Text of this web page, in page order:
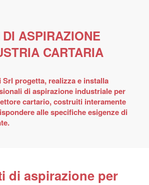
ASPIRAZIONE
CARTARIA
progetta, realizza e installa
di aspirazione industriale per
cartario, costruiti interamente
alle specifiche esigenze di
di aspirazione per